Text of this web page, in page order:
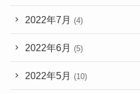
2022年7月 (4)
2022年6月 (5)
2022年5月 (10)